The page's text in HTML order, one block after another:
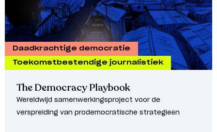
Daadkrachtige democratie
Toekomstbestendige journalistiek
The Democracy Playbook
Wereldwijd samenwerkingsproject voor de
verspreiding van prodemocratische strategieën